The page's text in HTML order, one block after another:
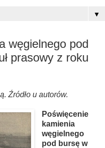
▼
węgielnego pod
prasowy z roku
Źródło u autorów.
Poświęcenie
kamienia
węgielnego
pod bursę w